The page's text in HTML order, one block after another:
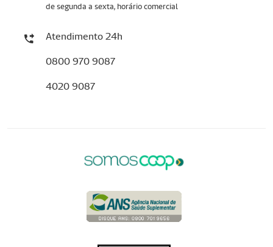
de segunda a sexta, horário comercial
Atendimento 24h
0800 970 9087
4020 9087